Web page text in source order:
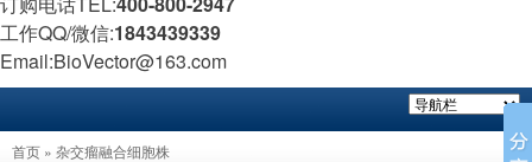
工作QQ/微信:1843439339
Email:BioVector@163.com
首页 » 杂交瘤融合细胞株